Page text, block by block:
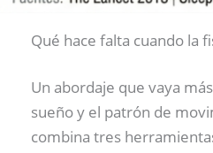
Qué hace falta cuando la
Un abordaje que vaya
sueño y el patrón de
combina tres